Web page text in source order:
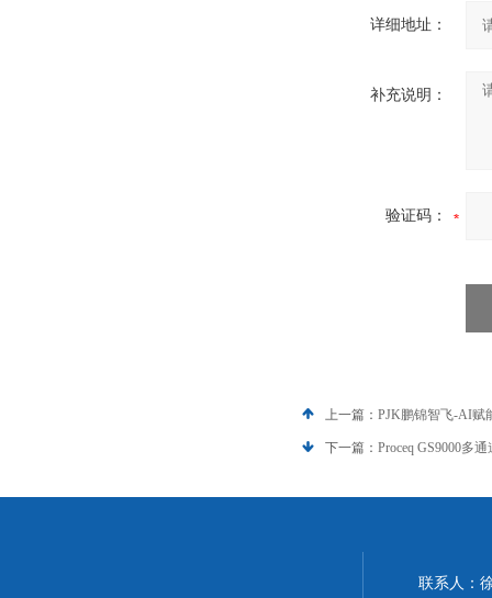
详细地址：
补充说明：
验证码：
上一篇： PJK鹏锦智飞-AI赋
下一篇： Proceq GS9000多
联系人：